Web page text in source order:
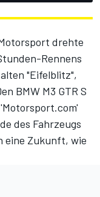
drehte
Rennens
"Eifelblitz",
BMW M3 GTR S
des Fahrzeugs
eine Zukunft, wie